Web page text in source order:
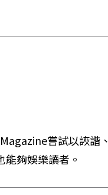
嘗試以詼諧、
夠娛樂讀者。